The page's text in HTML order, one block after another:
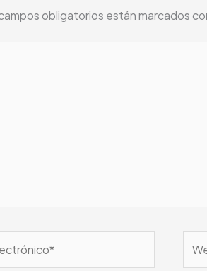
obligatorios están marcados